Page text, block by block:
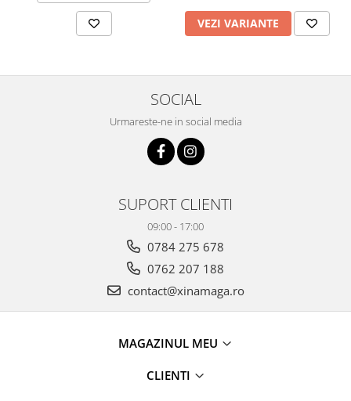
VEZI VARIANTE
SOCIAL
Urmareste-ne in social media
SUPORT CLIENTI
09:00 - 17:00
0784 275 678
0762 207 188
contact@xinamaga.ro
MAGAZINUL MEU
CLIENTI